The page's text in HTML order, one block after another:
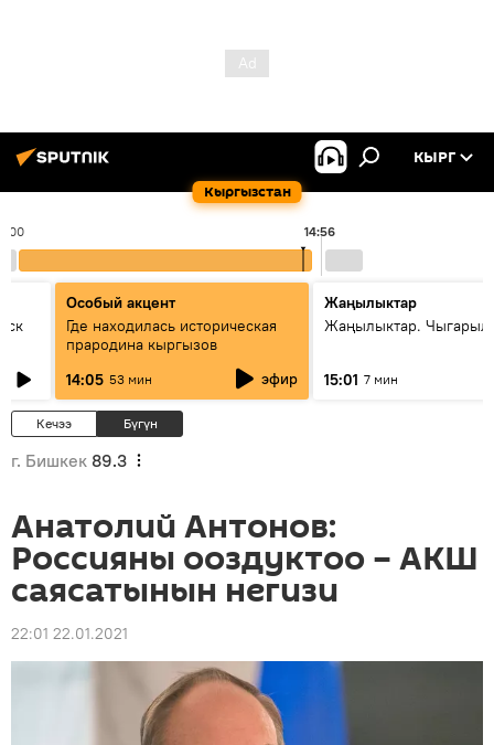
Кыргызстан
КЫРГ
14:56
Особый акцент
Где находилась историческая
прародина кыргызов
14:05 53 мин эфир
Жаңылыктар
Жаңылыктар.
15:01 7 мин
Кечээ Бүгүн
г. Бишкек 89.3
Анатолий Антонов:
Россияны ооздуктоо – АКШ
саясатынын негизи
22:01 22.01.2021